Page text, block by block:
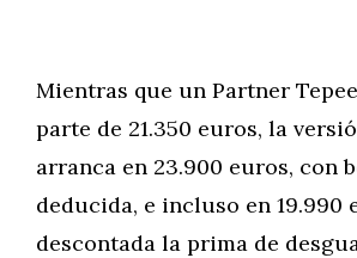
Mientras que un Partner
parte de 21.350 euros, la
arranca en 23.900 euros, con
deducida, e incluso en 19.990
descontada la prima de